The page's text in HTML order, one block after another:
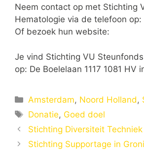
Neem contact op met Stichting
Hematologie via de telefoon op:
Of bezoek hun website:
Je vind Stichting VU
op: De Boelelaan 1117 1081 HV
Categorieën
Amsterdam, Noord Holland ,
Tags
Donatie, Goed doel
Stichting Diversiteit
Stichting Supportage in